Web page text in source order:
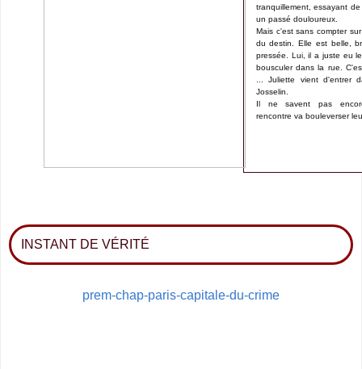
tranquillement, essayant
un passé douloureux.
Mais c'est sans compter
du destin. Elle est belle,
pressée. Lui, il a juste eu
bousculer dans la rue.
... Juliette vient d'entrer
Josselin.
Il ne savent pas
rencontre va bouleverser
INSTANT DE VÉRITÉ
prem-chap-paris-capitale-du-crime